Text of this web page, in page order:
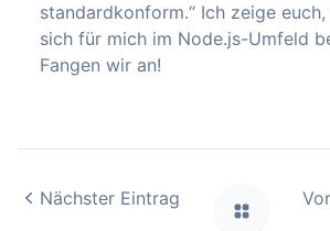
standardkonform.“ Ich zeige
sich für mich im Node.js-Umfeld
Fangen wir an!
Nächster Eintrag